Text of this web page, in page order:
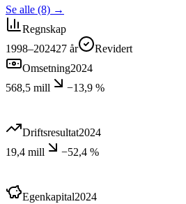
Se alle (8) →
Regnskap
1998–202427 år
Revidert
Omsetning2024
568,5 mill
−13,9 %
Driftsresultat2024
19,4 mill
−52,4 %
Egenkapital2024